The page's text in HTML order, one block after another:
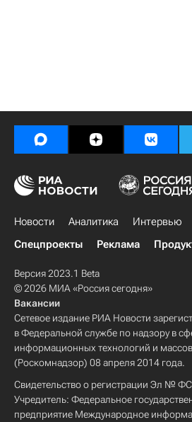
Новости Аналитика Интервью
Спецпроекты
Реклама
Версия 2023.1 Beta
© 2026 МИА «Россия сегодня»
Вакансии
Сетевое издание РИА Новости
в Федеральной службе по надзору в
информационных технологий и
(Роскомнадзор) 08 апреля 2014 года.
Свидетельство о регистрации Эл №
Учредитель: Федеральное
предприятие Международное